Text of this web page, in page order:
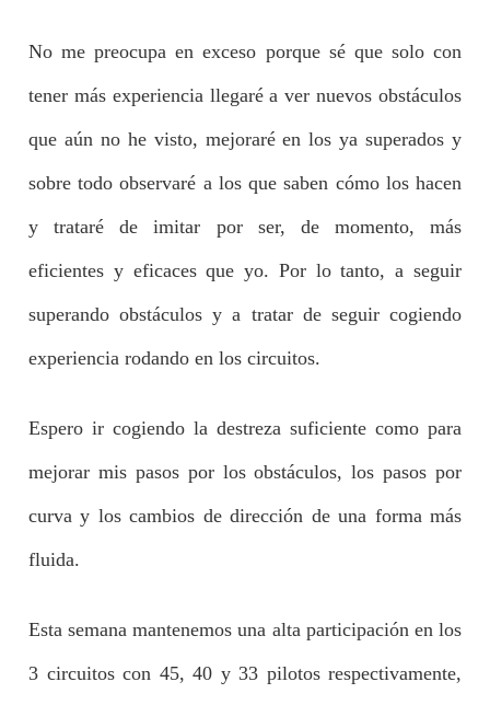
No me preocupa en exceso porque sé que solo con
tener más experiencia llegaré a ver nuevos obstáculos
que aún no he visto, mejoraré en los ya superados y
sobre todo observaré a los que saben cómo los hacen
y trataré de imitar por ser, de momento, más
eficientes y eficaces que yo. Por lo tanto, a seguir
superando obstáculos y a tratar de seguir cogiendo
experiencia rodando en los circuitos.
Espero ir cogiendo la destreza suficiente como para
mejorar mis pasos por los obstáculos, los pasos por
curva y los cambios de dirección de una forma más
fluida.
Esta semana mantenemos una alta participación en los
3 circuitos con 45, 40 y 33 pilotos respectivamente,